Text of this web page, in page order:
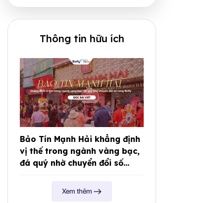
Thông tin hữu ích
Bảo Tín Mạnh Hải khẳng định
vị thế trong ngành vàng bạc,
đá quý nhờ chuyển đổi số
Xem thêm